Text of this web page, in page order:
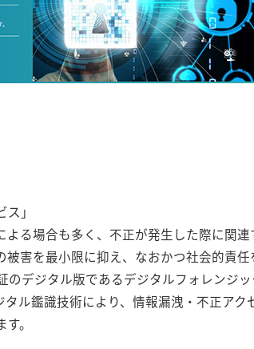
」
る場合も多く、不正が発生した際に関
害を最小限に抑え、なおかつ社会的責
デジタル版であるデジタルフォレンジ
ル鑑識技術により、情報漏洩・不正アク
。